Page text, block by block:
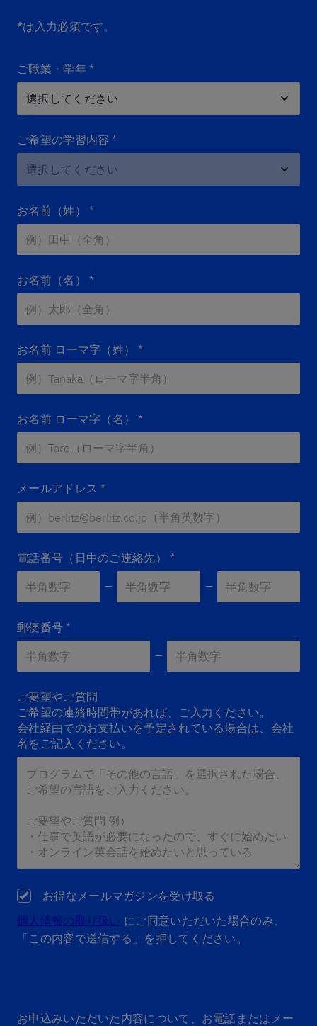
*は入力必須です。
ご職業・学年 *
ご希望の学習内容 *
お名前（姓） *
お名前（名） *
お名前 ローマ字（姓） *
お名前 ローマ字（名） *
メールアドレス *
電話番号（日中のご連絡先） *
郵便番号 *
Zip 2
ご要望やご質問
ご希望の連絡時間帯があれば、ご入力ください。
会社経由でのお支払いを予定されている場合は、会社
名をご記入ください。
お得なメールマガジンを受け取る
個人情報の取り扱い にご同意いただいた場合のみ、
「この内容で送信する」を押してください。
お申込みいただいた内容について、お電話またはメー